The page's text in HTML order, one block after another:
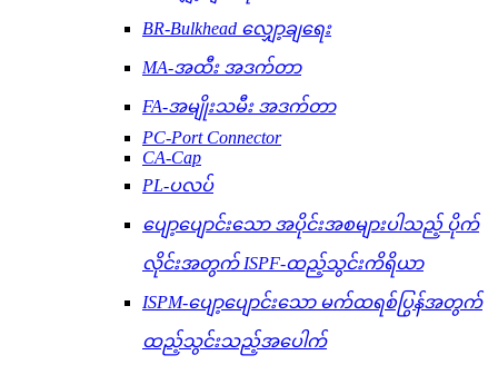
BR-Bulkhead လျှော့ချရေး
MA-အထီး အဒက်တာ
FA-အမျိုးသမီး အဒက်တာ
PC-Port Connector
CA-Cap
PL-ပလပ်
ပျော့ပျောင်းသော အပိုင်းအစများပါသည့် ပိုက်
လိုင်းအတွက် ISPF-ထည့်သွင်းကိရိယာ
ISPM-ပျော့ပျောင်းသော မက်ထရစ်ပြွန်အတွက်
ထည့်သွင်းသည့်အပေါက်